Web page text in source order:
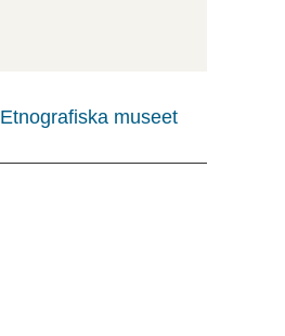
Etnografiska museet